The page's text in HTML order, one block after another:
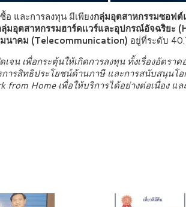
และการลงทุน มีเพียงกลุ่มอุตสาหกรรมซอฟต์
มอุตสาหกรรมฮาร์ดแวร์และอุปกรณ์อัจฉริยะ
นาคม (Telecommunication) อยู่ที่ระดับ
น เพื่อกระตุ้นให้เกิดการลงทุน ทั้งเรื่องอัตรา
รสิทธิประโยชน์ด้านภาษี และการสนับสนุนโ
Home เพื่อให้บริการได้อย่างต่อเนื่อง แ